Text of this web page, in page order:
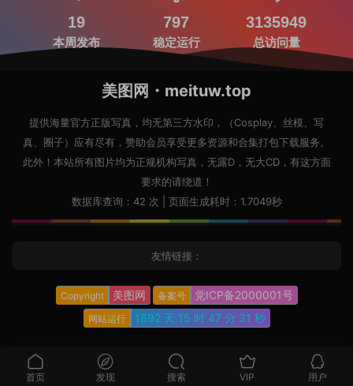
19
本周发布
797
稳定运行
3135949
总访问量
美图网・meituw.top
提供海量官方正版写真，均无第三方水印，（Cosplay、丝模、写
真、圈子）应有尽有，赞助会员享受更多资源和合集打包下载服务。
此外！本站所有图片均为正规机构写真，无露D，无大CD，有这方面
要求的请绕道！
数据库查询：42 次 | 页面生成耗时：1.7049秒
友情链接：
Copyright 美图网 备案号 党ICP备2000001号
网站运行 1892 天 15 时 47 分 32 秒
首页 发现 搜索 VIP 用户